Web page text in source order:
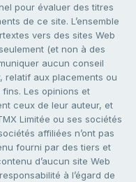
pour évaluer des titres
de ce site. L’ensemble
vers des sites Web
(et non à des
aucun conseil
relatif aux placements ou
fins. Les opinions et
ceux de leur auteur, et
Limitée ou ses sociétés
affiliées n’ont pas
fourni par des tiers et
d’aucun site Web
à l’égard de